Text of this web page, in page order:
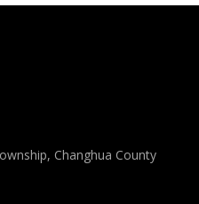
Changhua County